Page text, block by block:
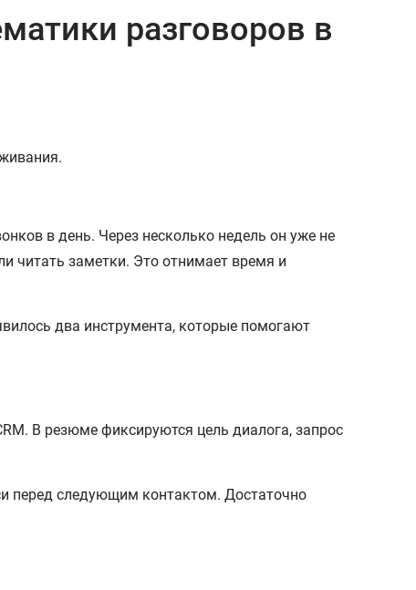
разговоров в
в день. Через несколько недель он уже не
читать заметки. Это отнимает время и
два инструмента, которые помогают
В резюме фиксируются цель диалога, запрос
перед следующим контактом. Достаточно